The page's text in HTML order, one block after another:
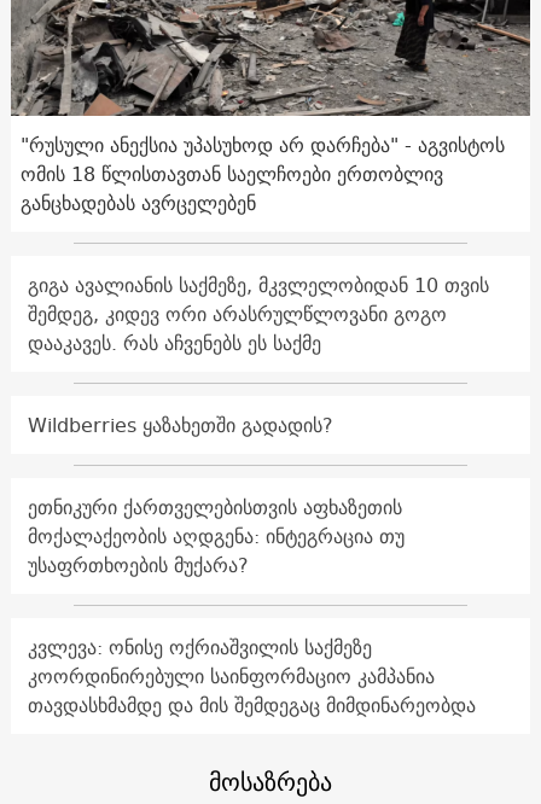
"რუსული ანექსია უპასუხოდ არ დარჩება" - აგვისტოს
ომის 18 წლისთავთან საელჩოები ერთობლივ
განცხადებას ავრცელებენ
გიგა ავალიანის საქმეზე, მკვლელობიდან 10 თვის
შემდეგ, კიდევ ორი არასრულწლოვანი გოგო
დააკავეს. რას აჩვენებს ეს საქმე
Wildberries ყაზახეთში გადადის?
ეთნიკური ქართველებისთვის აფხაზეთის
მოქალაქეობის აღდგენა: ინტეგრაცია თუ
უსაფრთხოების მუქარა?
კვლევა: ონისე ოქრიაშვილის საქმეზე
კოორდინირებული საინფორმაციო კამპანია
თავდასხმამდე და მის შემდეგაც მიმდინარეობდა
მოსაზრება